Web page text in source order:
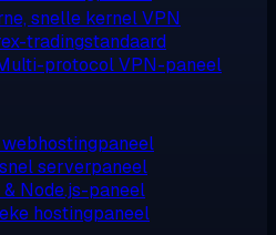
snelle kernel VPN
tradingstandaard
protocol VPN-paneel
serverpaneel
Node.js-paneel
hostingpaneel